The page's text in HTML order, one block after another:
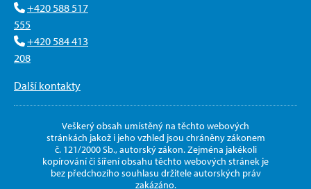
+420 588 517
555
+420 584 413
208
Další kontakty
Veškerý obsah umístěný na těchto webových
stránkách jakož i jeho vzhled jsou chráněny zákonem
č. 121/2000 Sb., autorský zákon. Zejména jakékoli
kopírování či šíření obsahu těchto webových stránek je
bez předchozího souhlasu držitele autorských práv
zakázáno.